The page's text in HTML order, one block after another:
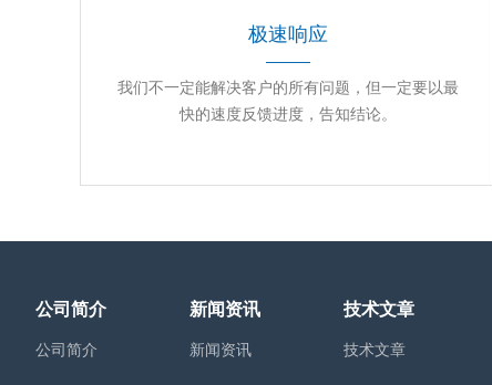
极速响应
我们不一定能解决客户的所有问题，但一定要以最
快的速度反馈进度，告知结论。
公司简介
公司简介
新闻资讯
新闻资讯
技术文章
技术文章